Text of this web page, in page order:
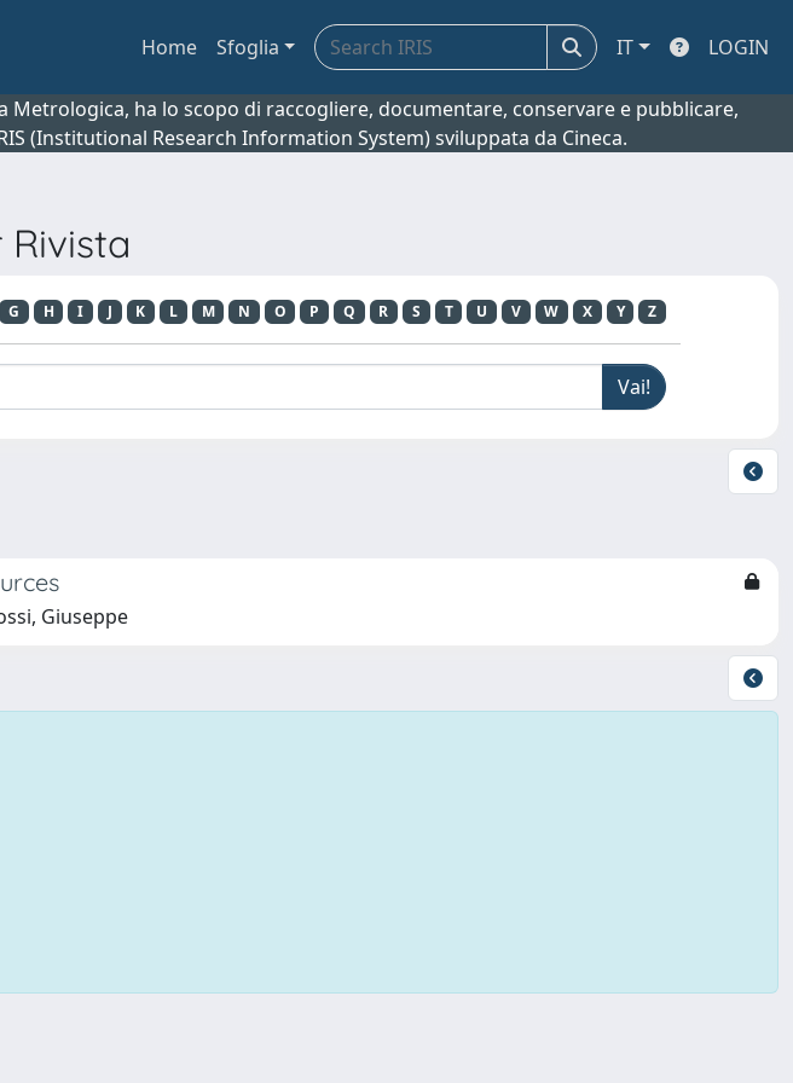
Home Sfoglia IT LOGIN
Metrologica, ha lo scopo di raccogliere, documentare, conservare e pubblicare,
(Institutional Research Information System) sviluppata da Cineca.
G H I J K L M N O P Q R S T U V W X Y Z
Giuseppe